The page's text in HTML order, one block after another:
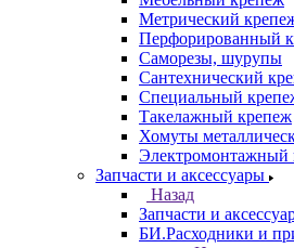
Метрический
Перфорированный
Саморезы, шурупы
Сантехнический
Специальный
Такелажный крепеж
Хомуты
Электромонтажный
Запчасти и аксессуары
Назад
Запчасти и
БИ.Расходники и